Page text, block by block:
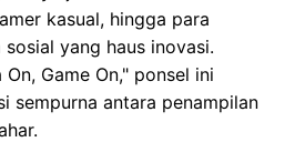
kasual, hingga para
yang haus inovasi.
Game On," ponsel ini
sempurna antara penampilan